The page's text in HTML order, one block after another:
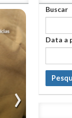
Buscar
Data a